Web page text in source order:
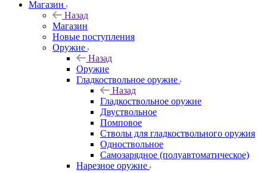
Магазин
Назад
Магазин
Новые поступления
Оружие
Назад
Оружие
Гладкоствольное оружие
Назад
Гладкоствольное оружие
Двуствольное
Помповое
Стволы для гладкоствольного оружия
Одноствольное
Самозарядное (полуавтоматическое)
Нарезное оружие